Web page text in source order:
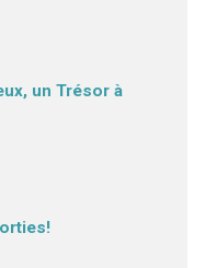
un Trésor à